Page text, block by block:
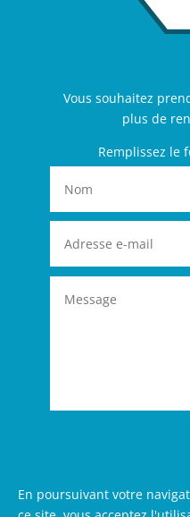
Vous souhaitez
plus de
Remplissez le
En poursuivant votre